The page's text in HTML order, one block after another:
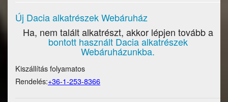
Új Dacia alkatrészek Webáruház
Ha, nem talált alkatrészt, akkor lépjen tovább a
bontott használt Dacia alkatrészek
Webáruházunkba.
Kiszállítás folyamatos
Rendelés:+36-1-253-8366